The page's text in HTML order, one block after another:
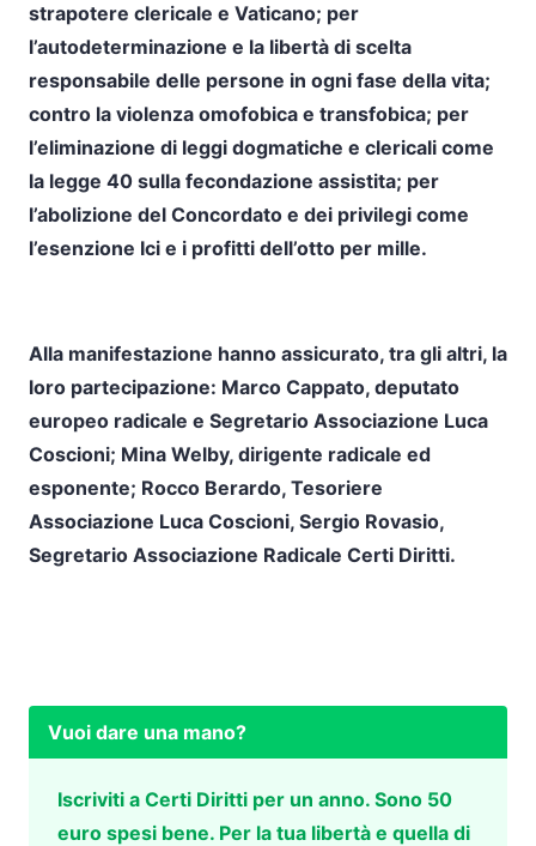
strapotere clericale e Vaticano; per
l’autodeterminazione e la libertà di scelta
responsabile delle persone in ogni fase della vita;
contro la violenza omofobica e transfobica; per
l’eliminazione di leggi dogmatiche e clericali come
la legge 40 sulla fecondazione assistita; per
l’abolizione del Concordato e dei privilegi come
l’esenzione Ici e i profitti dell’otto per mille.
Alla manifestazione hanno assicurato, tra gli altri, la
loro partecipazione: Marco Cappato, deputato
europeo radicale e Segretario Associazione Luca
Coscioni; Mina Welby, dirigente radicale ed
esponente; Rocco Berardo, Tesoriere
Associazione Luca Coscioni, Sergio Rovasio,
Segretario Associazione Radicale Certi Diritti.
Vuoi dare una mano?
Iscriviti a Certi Diritti per un anno. Sono 50
euro spesi bene. Per la tua libertà e quella di